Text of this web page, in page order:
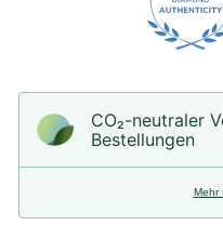
CO₂-neu­t­raler
Bestellungen
Mehr